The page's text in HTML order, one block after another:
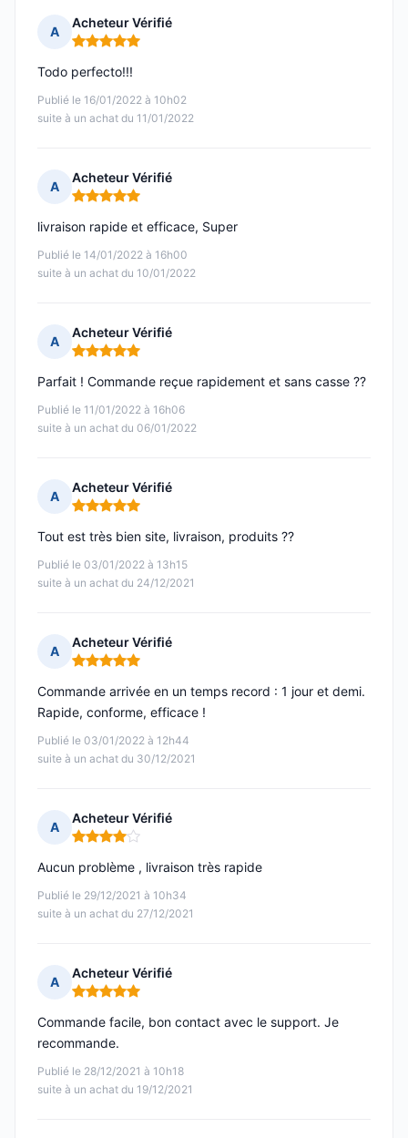
A
Acheteur Vérifié
Note : 5 sur 5
Publié le 16/01/2022 à 10h02
suite à un achat du 11/01/2022
Todo perfecto!!!
A
Acheteur Vérifié
Note : 5 sur 5
Publié le 14/01/2022 à 16h00
suite à un achat du 10/01/2022
livraison rapide et efficace, Super
A
Acheteur Vérifié
Note : 5 sur 5
Publié le 11/01/2022 à 16h06
suite à un achat du 06/01/2022
Parfait ! Commande reçue rapidement et sans casse ??
A
Acheteur Vérifié
Note : 5 sur 5
Publié le 03/01/2022 à 13h15
suite à un achat du 24/12/2021
Tout est très bien site, livraison, produits ??
A
Acheteur Vérifié
Note : 5 sur 5
Publié le 03/01/2022 à 12h44
suite à un achat du 30/12/2021
Commande arrivée en un temps record : 1 jour et demi.
Rapide, conforme, efficace !
A
Acheteur Vérifié
Note : 4 sur 5
Publié le 29/12/2021 à 10h34
suite à un achat du 27/12/2021
Aucun problème , livraison très rapide
A
Acheteur Vérifié
Note : 5 sur 5
Publié le 28/12/2021 à 10h18
suite à un achat du 19/12/2021
Commande facile, bon contact avec le support. Je
recommande.